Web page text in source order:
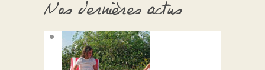
Nos dernières actus